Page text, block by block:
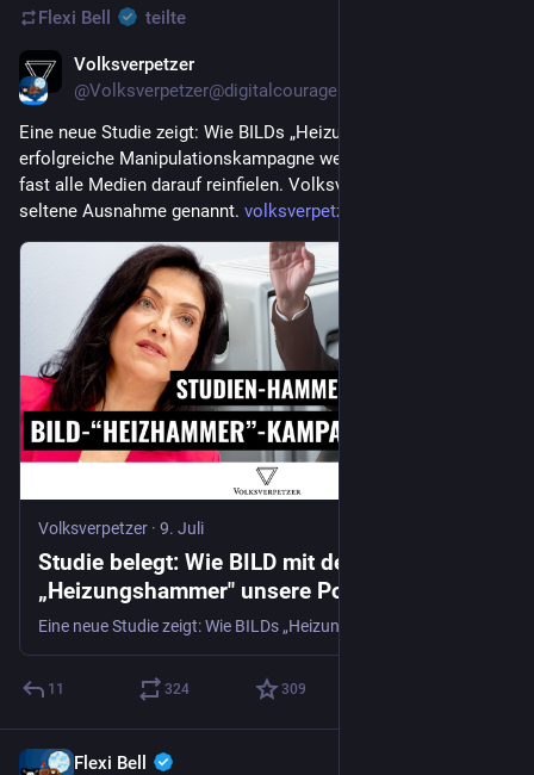
Flexi Bell teilte
Volksverpetzer
@Volksverpetzer@digitalcourage.social
Eine neue Studie zeigt: Wie BILDs „Heizungshammer" eine
erfolgreiche Manipulationskampagne werden konnte – und
fast alle Medien darauf reinfielen. Volksverpetzer wurde als
seltene Ausnahme genannt. volksverpetzer.de/analyse/heiz
Volksverpetzer · 9. Juli
Studie belegt: Wie BILD mit dem erfundenen
„Heizungshammer" unsere Politik
manipulierte
11 324 309
Flexi Bell